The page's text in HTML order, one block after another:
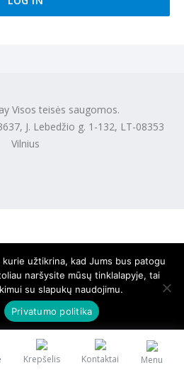
Krepšelis Kontaktai Menu
Visos teisės saugomos.
J. Lebedžio g. 1-132, LT-08353
Vilnius
užtikrina, kad Jums bus patogu
naršysite mūsų tinklalapyje, tai
su slapukų naudojimu.
Privatumo politika